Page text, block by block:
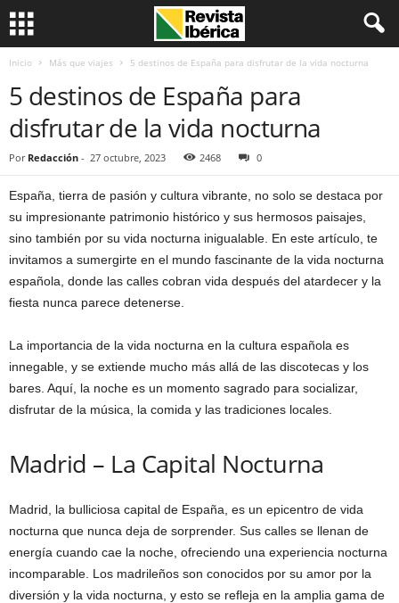
Inicio Más que viajes 5 destinos de España para disfrutar de la vida nocturna
5 destinos de España para
disfrutar de la vida nocturna
Por Redacción - 27 octubre, 2023 2468 0
España, tierra de pasión y cultura vibrante, no solo se destaca por
su impresionante patrimonio histórico y sus hermosos paisajes,
sino también por su vida nocturna inigualable. En este artículo, te
invitamos a sumergirte en el mundo fascinante de la vida nocturna
española, donde las calles cobran vida después del atardecer y la
fiesta nunca parece detenerse.
La importancia de la vida nocturna en la cultura española es
innegable, y se extiende mucho más allá de las discotecas y los
bares. Aquí, la noche es un momento sagrado para socializar,
disfrutar de la música, la comida y las tradiciones locales.
Madrid – La Capital Nocturna
Madrid, la bulliciosa capital de España, es un epicentro de vida
nocturna que nunca deja de sorprender. Sus calles se llenan de
energía cuando cae la noche, ofreciendo una experiencia nocturna
incomparable. Los madrileños son conocidos por su amor por la
diversión y la vida nocturna, y esto se refleja en la amplia gama de